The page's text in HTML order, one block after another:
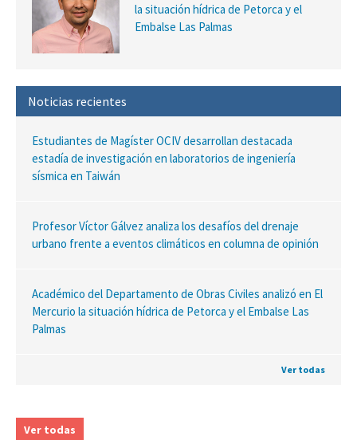
la situación hídrica de Petorca y el
Embalse Las Palmas
Noticias recientes
Estudiantes de Magíster OCIV desarrollan destacada
estadía de investigación en laboratorios de ingeniería
sísmica en Taiwán
Profesor Víctor Gálvez analiza los desafíos del drenaje
urbano frente a eventos climáticos en columna de opinión
Académico del Departamento de Obras Civiles analizó en El
Mercurio la situación hídrica de Petorca y el Embalse Las
Palmas
Ver todas
Ver todas